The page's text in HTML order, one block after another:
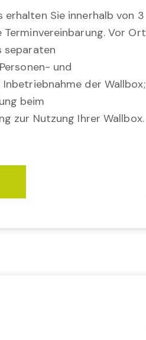
erhalten Sie innerhalb von 3
Vor Ort
separaten
und
der Wallbox;
beim
zur Nutzung Ihrer Wallbox.